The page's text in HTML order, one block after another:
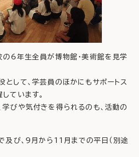
の6年生全員が博物館・美術館を見学
して、学芸員のほかにもサポートス
ています。
学びや気付きを得られるのも、活動の
及び、9月から11月までの平日（別途